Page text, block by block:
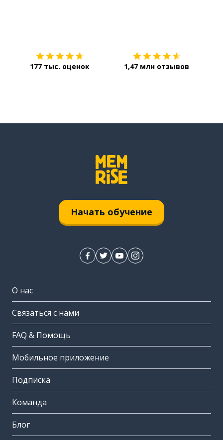
177 тыс. оценок 1,47 млн отзывов
Начать обучение
О нас
Связаться с нами
FAQ & Помощь
Мобильное приложение
Подписка
Команда
Блог